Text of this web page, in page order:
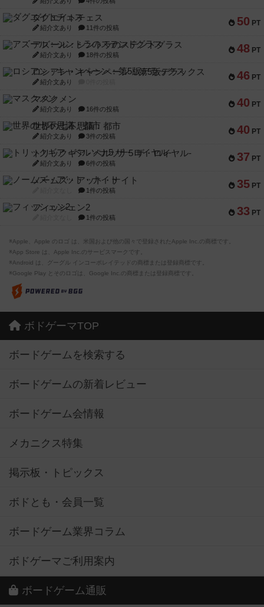
50 PT
ダグエイトチェス
紹介文あり 11件の投稿
48 PT
アズール：シントラのステンドグラス
紹介文あり 18件の投稿
46 PT
ロシアン・キャンペーン：第5版デラックス
紹介文あり
40 PT
マスクメン
紹介文あり 16件の投稿
40 PT
世界の七不思議：都市
紹介文あり 3件の投稿
37 PT
トリックギア - ペルソナ5 ザ・ロイヤル-
紹介文あり 6件の投稿
35 PT
ノームズ・アット・ナイト
1件の投稿
33 PT
フィッシェン2
1件の投稿
※Apple、Apple のロゴ は、米国および他の国々で登録されたApple Inc.の商標です。
※App Store は、Apple Inc.のサービスマークです。
※Android は、グーグル インコーポレイテッドの商標または登録商標です。
※Google Play とそのロゴは、Google Inc.の商標または登録商標です。
ボドゲーマTOP
ボードゲームを検索する
ボードゲームの新着レビュー
ボードゲーム会情報
メカニクス特集
掲示板・トピックス
ボドとも・会員一覧
ボードゲーム業界コラム
ボドゲーマご利用案内
ボードゲーム通販